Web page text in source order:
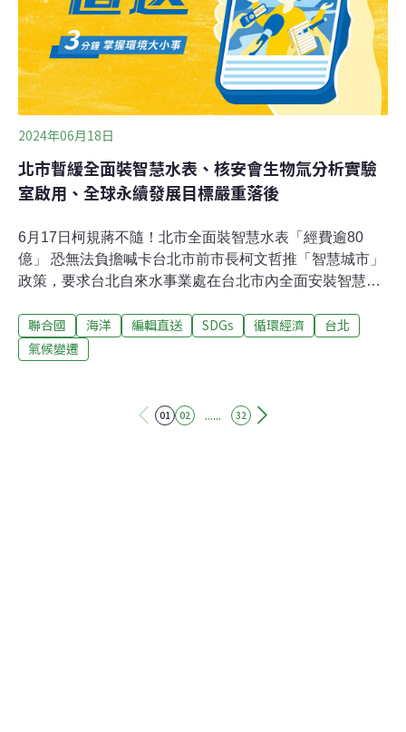
沒有海鮮，已負荷沉重的陸地糧食體系將承受更大的壓
力。近20幾年，水產養殖以每年5%的速度成長，有助對
2024年06月18日
北市暫緩全面裝智慧水表、核安會生物氚分析實驗
室啟用、全球永續發展目標嚴重落後
6月17日柯規蔣不隨！北市全面裝智慧水表「經費逾80
億」 恐無法負擔喊卡台北市前市長柯文哲推「智慧城市」
政策，要求台北自來水事業處在台北市內全面安裝智慧水
多億，恐排擠其他工程預算，加上水表每8年就得更換，
現階段無法長期負擔，除2020年後新建案強制裝設智慧水
報導）擴大檢測量能 核安會「生物氚分析實驗室」啟用核
聯合國 海洋 編輯直送 SDGs 循環經濟
台北
氣候變遷
01 02 ...... 32